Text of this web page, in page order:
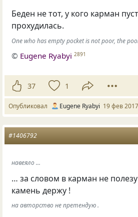
Беден не тот, у кого карман
прохудилась.
One who has empty pocket is not poor, the
© Eugene Ryabyi 2891
37 1
Опубликовал Eugene Ryabyi 19 фев 2017
#1406792
навеяло ...
… за словом в карман не
камень держу !
на авторство не претендую .